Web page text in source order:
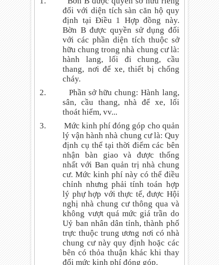
đối với diện tích sàn căn hộ quy
định tại Điều 1 Hợp đồng này.
Bờn B được quyền sử dụng đối
với các phần diện tích thuộc sở
hữu chung trong nhà chung cư là:
hành lang, lối đi chung, cầu
thang, nơi để xe, thiết bị chống
cháy.
2.
Phần sở hữu chung: Hành lang,
sân, cầu thang, nhà để xe, lối
thoát hiểm, vv...
3.
Mức kinh phí đóng góp cho quản
lý vận hành nhà chung cư là: Quy
định cụ thể tại thời điểm các bên
nhận bàn giao và được thống
nhất với Ban quản trị nhà chung
cư. Mức kinh phí này có thể điều
chỉnh nhưng phải tính toán hợp
lý phự hợp với thực tế, được Hội
nghị nhà chung cư thông qua và
không vượt quá mức giá trần do
Uỷ ban nhân dân tỉnh, thành phố
trực thuộc trung ương nơi có nhà
chung cư này quy định hoặc các
bên có thỏa thuận khác khi thay
đổi mức kinh phí đóng góp.